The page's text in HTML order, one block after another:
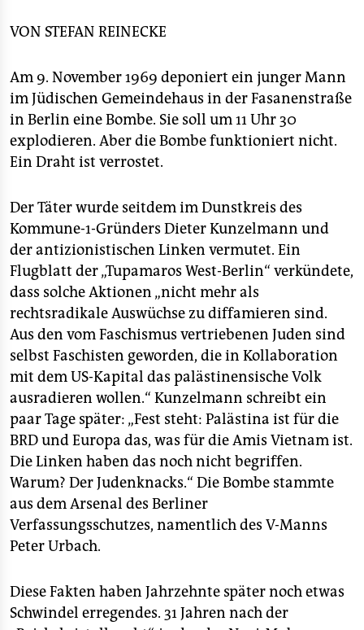
wahrheit
verlag
veranstaltungen
shop
unterstützen
abo
genossenschaft
epaper login
VON STEFAN REINECKE
Am 9. November 1969 deponiert ein junger Mann
im Jüdischen Gemeindehaus in der Fasanenstraße
in Berlin eine Bombe. Sie soll um 11 Uhr 30
explodieren. Aber die Bombe funktioniert nicht.
Ein Draht ist verrostet.
Der Täter wurde seitdem im Dunstkreis des
Kommune-1-Gründers Dieter Kunzelmann und
der antizionistischen Linken vermutet. Ein
Flugblatt der „Tupamaros West-Berlin“ verkündete,
dass solche Aktionen „nicht mehr als
rechtsradikale Auswüchse zu diffamieren sind.
Aus den vom Faschismus vertriebenen Juden sind
selbst Faschisten geworden, die in Kollaboration
mit dem US-Kapital das palästinensische Volk
ausradieren wollen.“ Kunzelmann schreibt ein
paar Tage später: „Fest steht: Palästina ist für die
BRD und Europa das, was für die Amis Vietnam ist.
Die Linken haben das noch nicht begriffen.
Warum? Der Judenknacks.“ Die Bombe stammte
aus dem Arsenal des Berliner
Verfassungsschutzes, namentlich des V-Manns
Peter Urbach.
Diese Fakten haben Jahrzehnte später noch etwas
Schwindel erregendes. 31 Jahren nach der